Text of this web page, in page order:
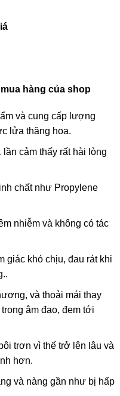
hàng của shop
và cung cấp lượng
lửa thăng hoa.
cảm thấy rất hài lòng
chất như Propylene
nhiễm và không có tác
giác khó chịu, đau rát khi
và thoải mái thay
âm đạo, đem tới
trơn vì thế trở lên lâu và
hơn.
và nàng gần như bị hấp